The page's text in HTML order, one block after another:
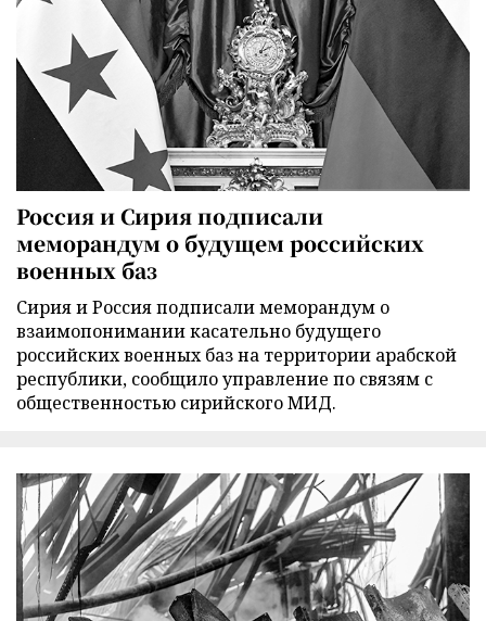
Россия и Сирия подписали
меморандум о будущем российских
военных баз
Сирия и Россия подписали меморандум о
взаимопонимании касательно будущего
российских военных баз на территории арабской
республики, сообщило управление по связям с
общественностью сирийского МИД.